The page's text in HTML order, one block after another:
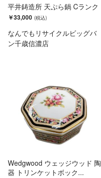
平井鋳造所 天ぷら鍋 Cランク
￥33,000
なんでもリサイクルビッグバ
ン千歳信濃店
Wedgwood ウェッジウッド 陶
器 トリンケットボック...